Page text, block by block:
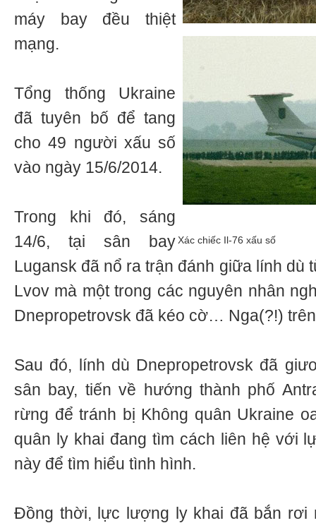
Xác chiếc Il-76 xấu số
máy bay đều thiệt
mạng.
Tổng thống Ukraine
đã tuyên bố để tang
cho 49 người xấu số
vào ngày 15/6/2014.
Trong khi đó, sáng
14/6, tại sân bay
Lugansk đã nổ ra trận đánh giữa lính dù
Lvov mà một trong các nguyên nhân
Dnepropetrovsk đã kéo cờ… Nga(?!)
Sau đó, lính dù Dnepropetrovsk đã
sân bay, tiến về hướng thành phố
rừng để tránh bị Không quân Ukraine
quân ly khai đang tìm cách liên hệ với
này để tìm hiểu tình hình.
Đồng thời, lực lượng ly khai đã bắn rơi